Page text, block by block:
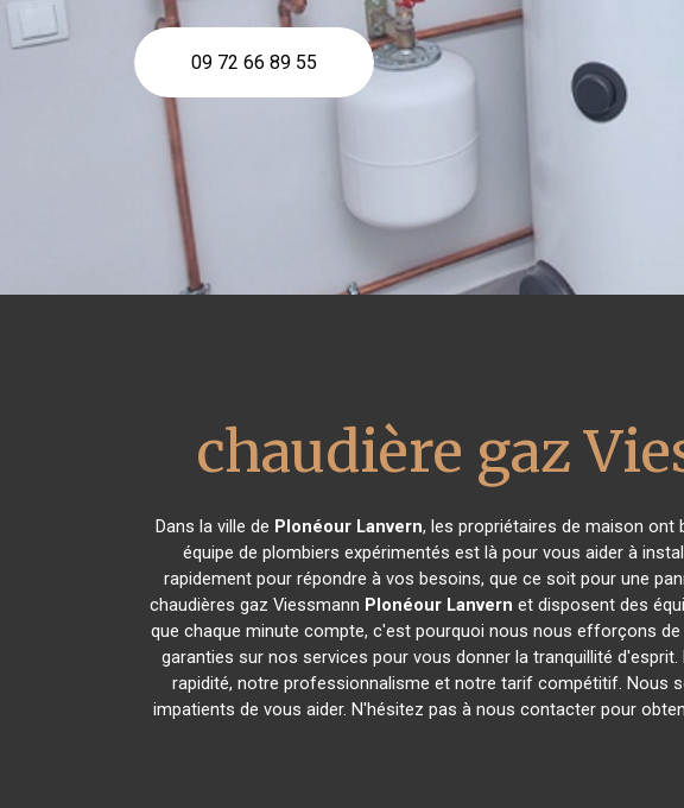
09 72 66 89 55
chaudière gaz
Dans la ville de Plonéour Lanvern, les propriétaires de maison ont
équipe de plombiers expérimentés est là pour vous aider à
rapidement pour répondre à vos besoins, que ce soit pour une
chaudières gaz Viessmann Plonéour Lanvern et disposent des
que chaque minute compte, c'est pourquoi nous nous efforçons
garanties sur nos services pour vous donner la tranquillité
rapidité, notre professionnalisme et notre tarif compétitif. Nous
impatients de vous aider. N'hésitez pas à nous contacter pour